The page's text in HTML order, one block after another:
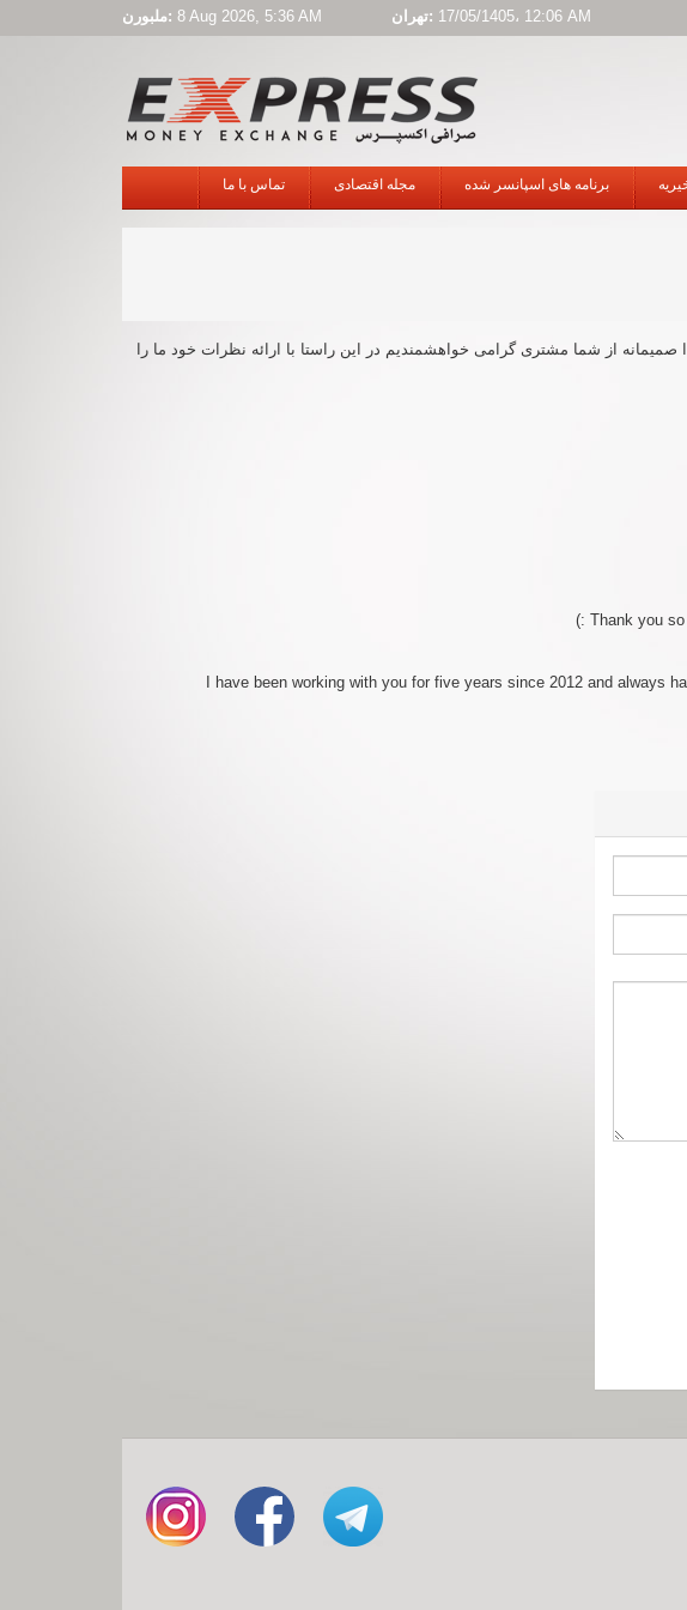
ملبورن: 8 Aug 2026, 5:36 AM تهران: 17/05/1405، 12:06 AM
برنامه های اسپانسر شده مجله اقتصادی تماس با ما
از شما مشتری گرامی خواهشمندیم در این راستا با ارائه نظرات خود ما را
Thank you
I have been working with you for five years since 2012 and always